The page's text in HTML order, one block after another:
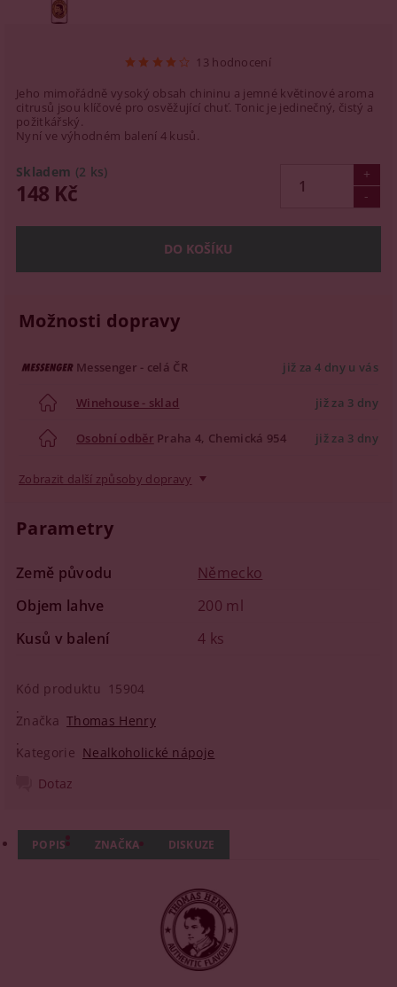
13 hodnocení
Jeho mimořádně vysoký obsah chininu a jemné květinové aroma
citrusů jsou klíčové pro osvěžující chuť. Tonic je jedinečný, čistý a
požitkářský.
Nyní ve výhodném balení 4 kusů.
Skladem (2 ks)
148 Kč
Možnosti dopravy
Messenger - celá ČR již za 4 dny u vás
Winehouse - sklad již za 3 dny
Osobní odběr Praha 4, Chemická 954 již za 3 dny
Zobrazit další způsoby dopravy
Parametry
Země původu
Německo
Objem lahve
200 ml
Kusů v balení
4 ks
Kód produktu
15904
Značka Thomas Henry
Kategorie Nealkoholické nápoje
Dotaz
POPIS ZNAČKA DISKUZE